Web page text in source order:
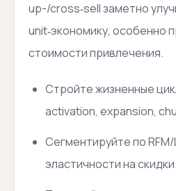
up-/cross‑sell заметно
unit‑экономику, особенно
стоимости привлечения.
Стройте жизненные
activation, expansion,
Сегментируйте по RFM/
эластичности на скидки.